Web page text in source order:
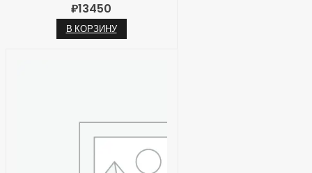
₽13450
В КОРЗИНУ